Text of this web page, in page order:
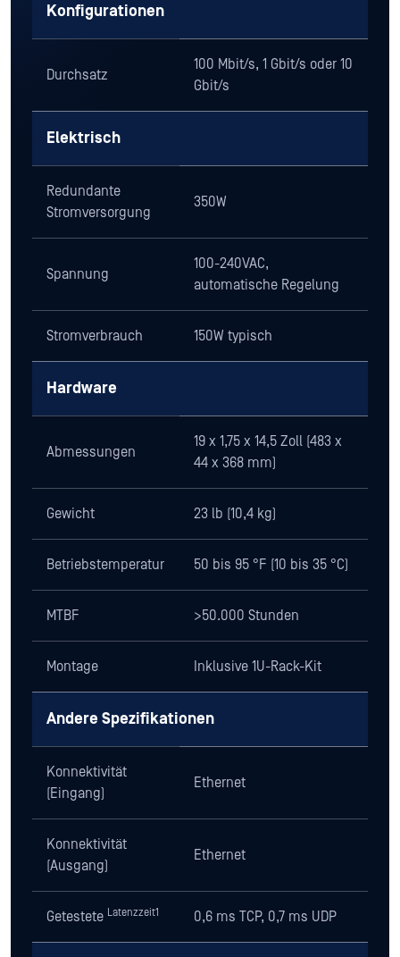
Konfigurationen
Durchsatz
100 Mbit/s, 1 Gbit/s oder 10
Gbit/s
Elektrisch
Redundante
Stromversorgung
350W
Spannung
100-240VAC,
automatische Regelung
Stromverbrauch 150W typisch
Hardware
Abmessungen
19 x 1,75 x 14,5 Zoll (483 x
44 x 368 mm)
Gewicht 23 lb (10,4 kg)
Betriebstemperatur 50 bis 95 °F (10 bis 35 °C)
MTBF >50.000 Stunden
Montage Inklusive 1U-Rack-Kit
Andere Spezifikationen
Konnektivität
(Eingang)
Ethernet
Konnektivität
(Ausgang)
Ethernet
Getestete Latenzzeit1 0,6 ms TCP, 0,7 ms UDP